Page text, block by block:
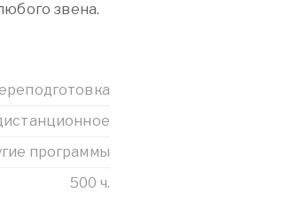
звена.
программы
500 ч.